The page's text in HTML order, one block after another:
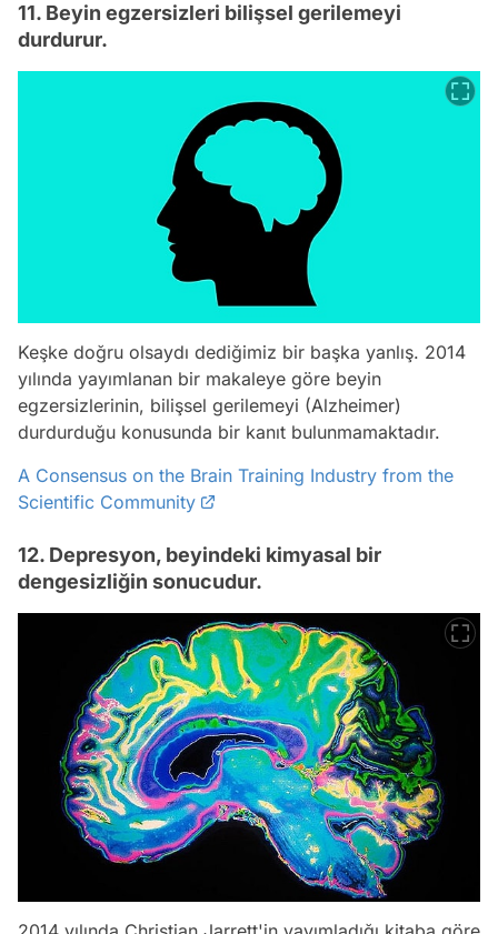
11. Beyin egzersizleri bilişsel gerilemeyi
durdurur.
Keşke doğru olsaydı dediğimiz bir başka yanlış. 2014
yılında yayımlanan bir makaleye göre beyin
egzersizlerinin, bilişsel gerilemeyi (Alzheimer)
durdurduğu konusunda bir kanıt bulunmamaktadır.
A Consensus on the Brain Training Industry from the
Scientific Community
12. Depresyon, beyindeki kimyasal bir
dengesizliğin sonucudur.